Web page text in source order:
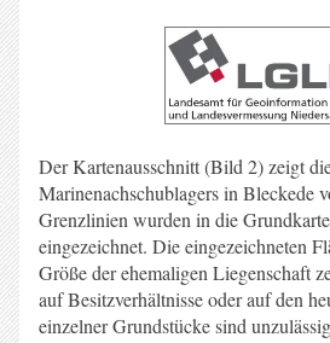
Der Kartenausschnitt(Bild 2)zeigt
Marinenachschublagers in Bleckede
Grenzlinien wurden in die
eingezeichnet. Die eingezeichneten
Größe der ehemaligen Liegenschaft
auf Besitzverhältnisse oder auf den
einzelner Grundstücke sind